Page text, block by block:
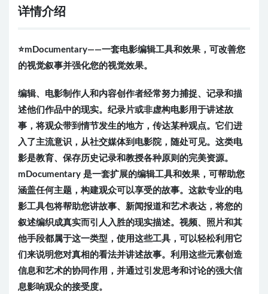
详情介绍
⭐️mDocumentary——一套电影编辑工具和效果，可改善您
的视觉叙事并强化您的视觉效果。
编辑、电影制作人和内容创作者经常努力捕捉、记录和描
述他们作品中的现实。纪录片或非虚构电影用于讲述故
事，将观众带到情节发生的地方，传达某种观点。它们进
入了主流意识，从社交媒体到电影院，随处可见。这类电
影是教育、保存历史记录和教授各种原则的完美资源。
mDocumentary 是一套扩展的编辑工具和效果，可帮助您
涵盖任何主题，构建观众可以享受的故事。这款专业的电
影工具包将帮助您讲故事、新闻报道和艺术表达，将您的
叙述编织成真实而引人入胜的现实描述。视频、照片和其
他手段都属于这一类型，使用这些工具，可以轻松利用它
们来说明您对真相的看法并讲述故事。利用这些元素创造
信息和艺术的协同作用，并通过引发思考和讨论的强大信
息影响观众的接受度。